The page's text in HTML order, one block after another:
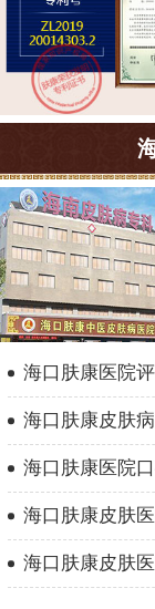
海口肤康医院
海口肤康皮肤
海口肤康医院
海口肤康皮肤
海口肤康皮肤